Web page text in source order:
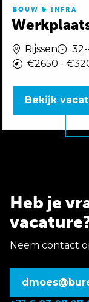
BOUW & INFRA
Rijssen
€2650 -
Bekijk
Heb je
Neem contact